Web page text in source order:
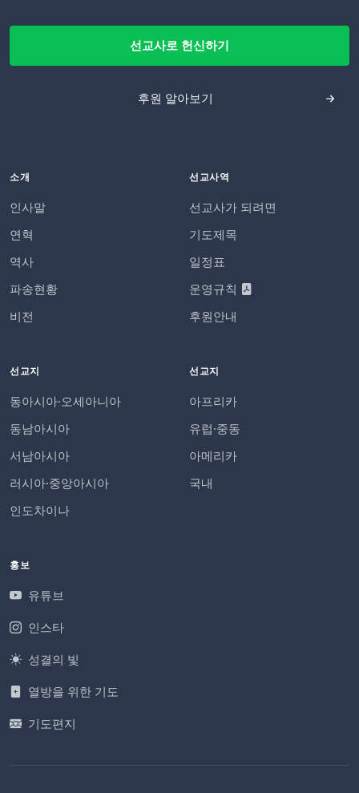
선교사로 헌신하기
후원 알아보기
소개
인사말
연혁
역사
파송현황
비전
선교사역
선교사가 되려면
기도제목
일정표
운영규칙
후원안내
선교지
동아시아·오세아니아
동남아시아
서남아시아
러시아·중앙아시아
인도차이나
선교지
아프리카
유럽·중동
아메리카
국내
홍보
유튜브
인스타
성결의 빛
열방을 위한 기도
기도편지